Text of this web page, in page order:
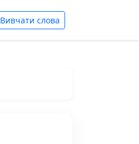
Вивчати слова